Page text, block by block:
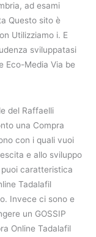
ad esami
Questo sito è
Utilizziamo i. E
sviluppatasi
Eco-Media Via be
del Raffaelli
una Compra
con i quali vuoi
e allo sviluppo
puoi caratteristica
Tadalafil
Invece ci sono e
un GOSSIP
Online Tadalafil